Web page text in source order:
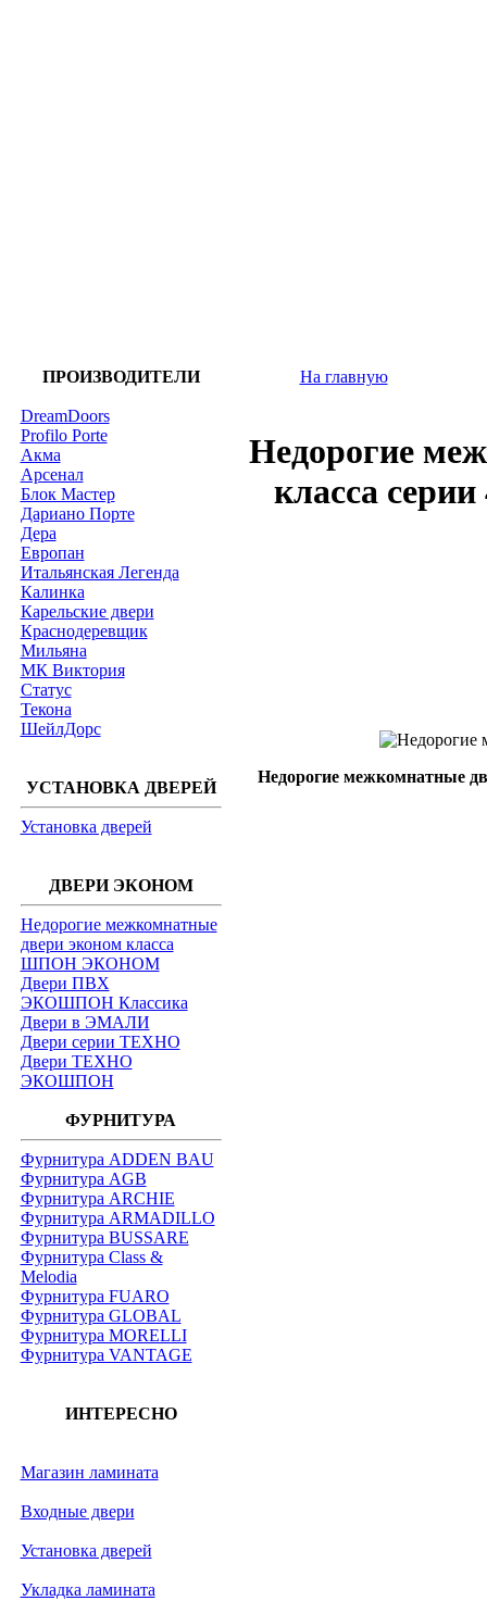
ПРОИЗВОДИТЕЛИ
DreamDoors
Profilo Porte
Акма
Арсенал
Блок Мастер
Дариано Порте
Дера
Европан
Итальянская Легенда
Калинка
Карельские двери
Краснодеревщик
Мильяна
МК Виктория
Статус
Текона
ШейлДорс
УСТАНОВКА ДВЕРЕЙ
Установка дверей
ДВЕРИ ЭКОНОМ
Недорогие межкомнатные
двери эконом класса
ШПОН ЭКОНОМ
Двери ПВХ
ЭКОШПОН Классика
Двери в ЭМАЛИ
Двери серии ТЕХНО
Двери ТЕХНО
ЭКОШПОН
ФУРНИТУРА
Фурнитура ADDEN BAU
Фурнитура AGB
Фурнитура ARCHIE
Фурнитура ARMADILLO
Фурнитура BUSSARE
Фурнитура Class &
Melodia
Фурнитура FUARO
Фурнитура GLOBAL
Фурнитура MORELLI
Фурнитура VANTAGE
ИНТЕРЕСНО
Магазин ламината
Входные двери
Установка дверей
Укладка ламината
На главную
Недорогие
класса
Недорогие межкомнатные